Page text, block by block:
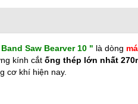
Saw Bearver 10 " là dòng
kính cắt ống thép lớn nhất
cơ khí hiện nay.